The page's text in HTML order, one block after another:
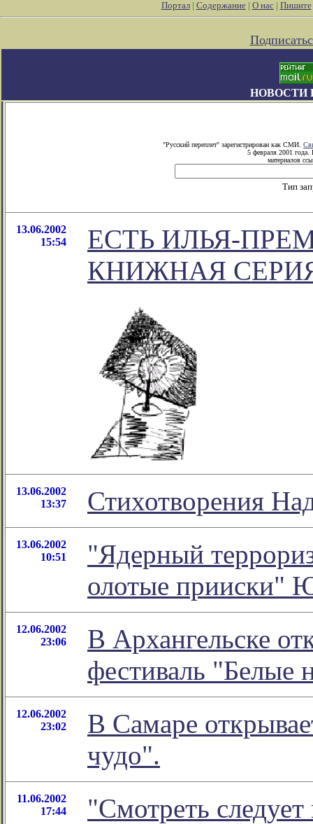
Портал| Содержание| О нас| Пишите
НОВОСТИ
"Русский переплет" зарегистрирован как СМИ.
5 февраля 2001 года.
материалов
Тип
13.06.2002
15:54
ЕСТЬ ИЛЬЯ-
КНИЖНАЯ
13.06.2002
13:37
Стихотворения
13.06.2002
10:51
"Ядерный
олотые прииски"
12.06.2002
23:06
В Архангельске
фестиваль "Белые
12.06.2002
23:02
В Самаре
чудо".
11.06.2002
17:44
"Смотреть